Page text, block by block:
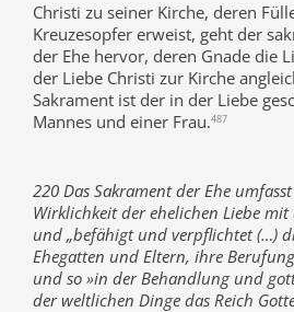
Christi zu seiner Kirche, deren
Kreuzesopfer erweist, geht der
der Ehe hervor, deren Gnade die
der Liebe Christi zur Kirche
Sakrament ist der in der Liebe
Mannes und einer Frau.487
220 Das Sakrament der Ehe
Wirklichkeit der ehelichen Liebe mit
und „befähigt und verpflichtet (…)
Ehegatten und Eltern, ihre
und so »in der Behandlung und
der weltlichen Dinge das Reich